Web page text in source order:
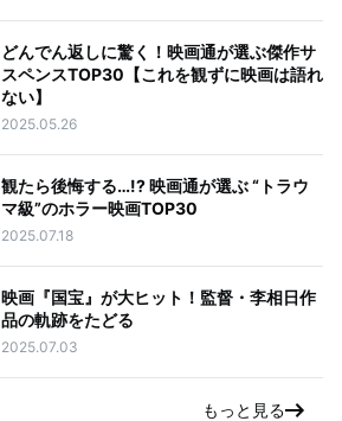
どんでん返しに驚く！映画通が選ぶ傑作サ
スペンスTOP30【これを観ずに映画は語れ
ない】
2025.05.26
観たら後悔する…!? 映画通が選ぶ “トラウ
マ級”のホラー映画TOP30
2025.07.18
映画『国宝』が大ヒット！監督・李相日作
品の軌跡をたどる
2025.07.03
もっと見る